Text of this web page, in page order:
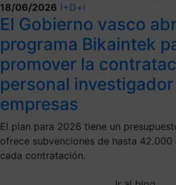
18/06/2026 I+D+i
El Gobierno vasco
programa Bikaintek
promover la
personal
empresas
El plan para 2026 tiene un
ofrece subvenciones de hasta 42.000
cada contratación.